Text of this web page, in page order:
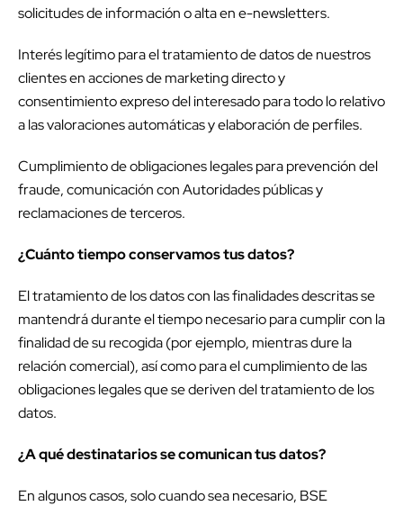
solicitudes de información o alta en e-newsletters.
Interés legítimo para el tratamiento de datos de nuestros
clientes en acciones de marketing directo y
consentimiento expreso del interesado para todo lo relativo
a las valoraciones automáticas y elaboración de perfiles.
Cumplimiento de obligaciones legales para prevención del
fraude, comunicación con Autoridades públicas y
reclamaciones de terceros.
¿Cuánto tiempo conservamos tus datos?
El tratamiento de los datos con las finalidades descritas se
mantendrá durante el tiempo necesario para cumplir con la
finalidad de su recogida (por ejemplo, mientras dure la
relación comercial), así como para el cumplimiento de las
obligaciones legales que se deriven del tratamiento de los
datos.
¿A qué destinatarios se comunican tus datos?
En algunos casos, solo cuando sea necesario, BSE